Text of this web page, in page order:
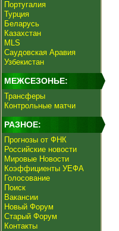
Португалия
Турция
Беларусь
Казахстан
MLS
Саудовская Аравия
Узбекистан
МЕЖСЕЗОНЬЕ:
Трансферы
Контрольные матчи
РАЗНОЕ:
Прогнозы от ФНК
Российские новости
Мировые Новости
Коэффициенты УЕФА
Голосование
Поиск
Вакансии
Новый Форум
Старый Форум
Контакты